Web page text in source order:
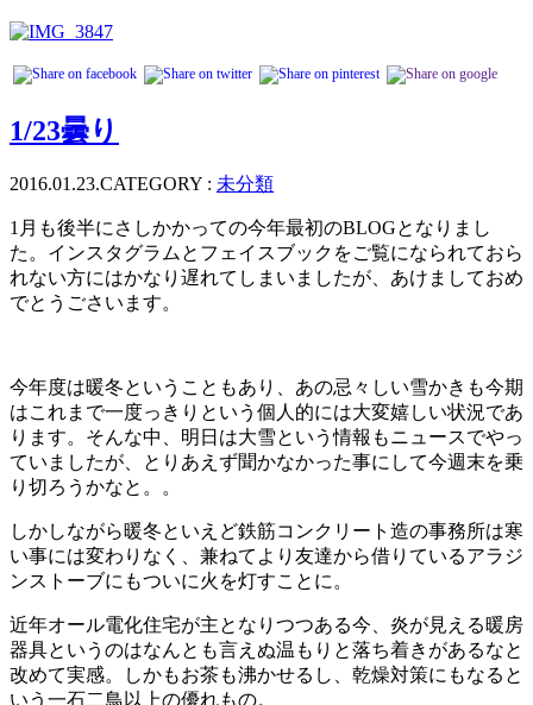
1/23曇り
2016.01.23.CATEGORY : 未分類
1月も後半にさしかかっての今年最初のBLOGとなりまし
た。インスタグラムとフェイスブックをご覧になられておら
れない方にはかなり遅れてしまいましたが、あけましておめ
でとうごさいます。
今年度は暖冬ということもあり、あの忌々しい雪かきも今期
はこれまで一度っきりという個人的には大変嬉しい状況であ
ります。そんな中、明日は大雪という情報もニュースでやっ
ていましたが、とりあえず聞かなかった事にして今週末を乗
り切ろうかなと。。
しかしながら暖冬といえど鉄筋コンクリート造の事務所は寒
い事には変わりなく、兼ねてより友達から借りているアラジ
ンストーブにもついに火を灯すことに。
近年オール電化住宅が主となりつつある今、炎が見える暖房
器具というのはなんとも言えぬ温もりと落ち着きがあるなと
改めて実感。しかもお茶も沸かせるし、乾燥対策にもなると
いう一石二鳥以上の優れもの。